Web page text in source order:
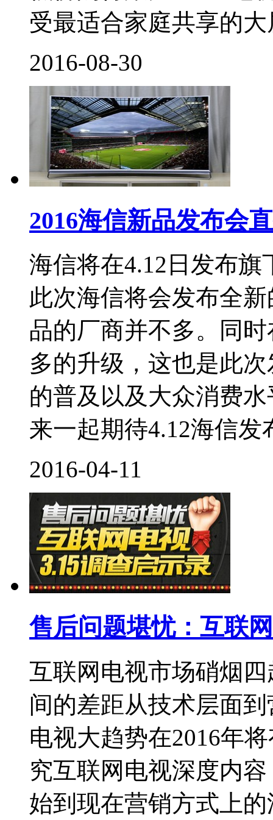
受最适合家庭共享的
2016-08-30
2016海信新品发布会
海信将在4.12日发布
此次海信将会发布全
品的厂商并不多。同
多的升级，这也是此
的普及以及大众消费
来一起期待4.12海信发
2016-04-11
售后问题堪忧：互联
互联网电视市场硝烟
间的差距从技术层面
电视大趋势在2016年
究互联网电视深度内
始到现在营销方式上